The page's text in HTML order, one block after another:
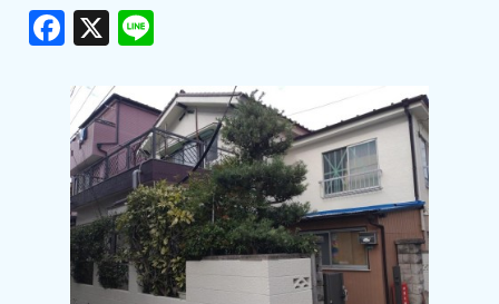
F
a
c
e
b
o
o
k
X
e